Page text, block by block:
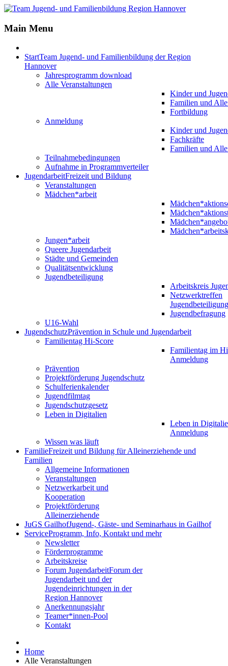
Main Menu
StartTeam Jugend- und Familienbildung der Region
Hannover
Jahresprogramm download
Alle Veranstaltungen
Kinder und
Familien und
Fortbildung
Anmeldung
Kinder und
Fachkräfte
Familien und
Teilnahmebedingungen
Aufnahme in Programmverteiler
JugendarbeitFreizeit und Bildung
Veranstaltungen
Mädchen*arbeit
Jungen*arbeit
Queere Jugendarbeit
Städte und Gemeinden
Qualitätsentwicklung
Jugendbeteiligung
Arbeitskreis
Netzwerktreffen
Jugendbeteiligung
Jugendbefragung
U16-Wahl
JugendschutzPrävention in Schule und Jugendarbeit
Familientag Hi-Score
Familientag im
Anmeldung
Prävention
Projektförderung Jugendschutz
Schulferienkalender
Jugendfilmtag
Jugendschutzgesetz
Leben in Digitalien
Leben in
Anmeldung
Wissen was läuft
FamilieFreizeit und Bildung für Alleinerziehende und
Familien
Allgemeine Informationen
Veranstaltungen
Netzwerkarbeit und
Kooperation
Projektförderung
Alleinerziehende
JuGS GailhofJugend-, Gäste- und Seminarhaus in Gailhof
ServiceProgramm, Info, Kontakt und mehr
Newsletter
Förderprogramme
Arbeitskreise
Forum JugendarbeitForum der
Jugendarbeit und der
Jugendeinrichtungen in der
Region Hannover
Anerkennungsjahr
Teamer*innen-Pool
Kontakt
Home
Alle Veranstaltungen
Jahr
Monat
Jahr
Monat